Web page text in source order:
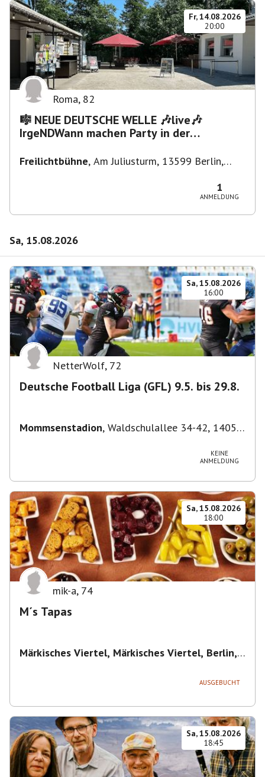
Fr, 14.08.2026
20:00
Roma, 82
🎼 NEUE DEUTSCHE WELLE 🎶live🎶
IrgeNDWann machen Party in der
Freilichtbühne, Am Juliusturm, 13599 Berlin,
1
ANMELDUNG
Sa, 15.08.2026
Sa, 15.08.2026
16:00
NetterWolf, 72
Deutsche Football Liga (GFL) 9.5. bis 29.8.
Mommsenstadion, Waldschulallee 34-42, 14055
KEINE
ANMELDUNG
Sa, 15.08.2026
18:00
mik-a, 74
M´s Tapas
Märkisches Viertel, Märkisches Viertel, Berlin,
AUSGEBUCHT
Sa, 15.08.2026
18:45